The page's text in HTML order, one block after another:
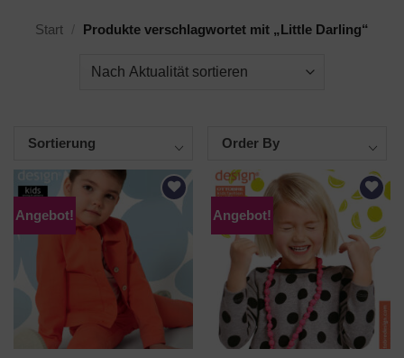
Start Produkte verschlagwortet mit „Little Darling“
Sortierung Order By
Angebot!
AUF DEN
WUNSCHZETTEL
Angebot!
AUF DEN
WUNSCHZETTEL